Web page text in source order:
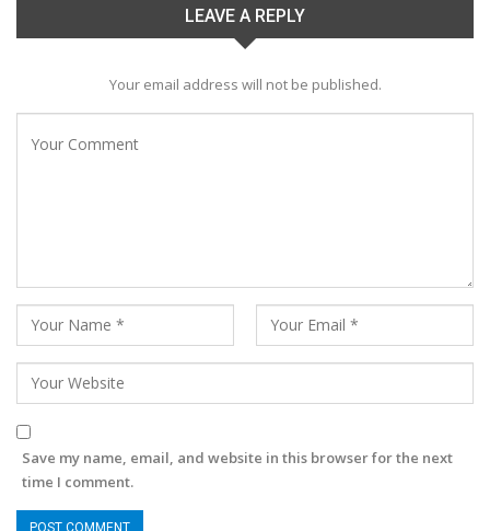
LEAVE A REPLY
Your email address will not be published.
Save my name, email, and website in this browser for the next
time I comment.